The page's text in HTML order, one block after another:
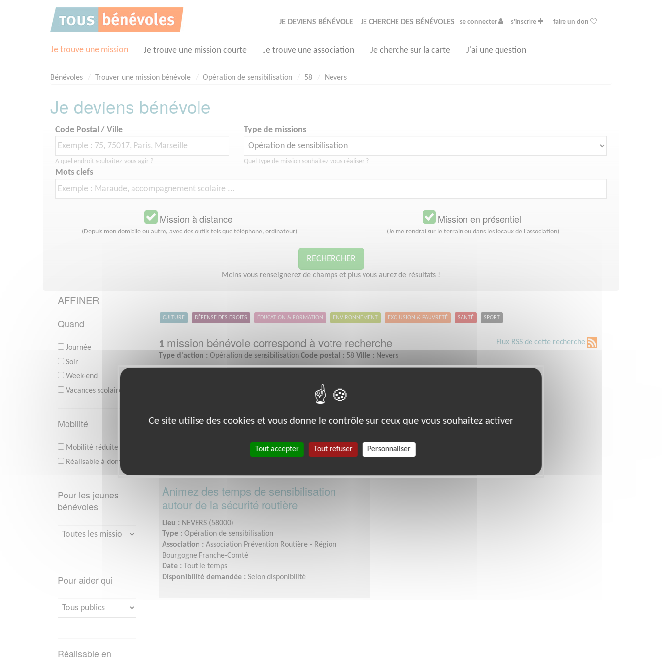
JE DEVIENS BÉNÉVOLE JE CHERCHE DES BÉNÉVOLES se connecter s'inscrire faire un don
Je trouve une mission Je trouve une mission courte Je trouve une association Je cherche sur la carte J'ai une question
Bénévoles Trouver une mission bénévole Opération de sensibilisation 58 Nevers
Je deviens bénévole
Code Postal / Ville
A quel endroit souhaitez-vous agir ?
Type de missions
Quel type de mission souhaitez vous réaliser ?
Mots clefs
Mission à distance
(Depuis mon domicile ou autre, avec des outils tels que téléphone, ordinateur)
Mission en présentiel
(Je me rendrai sur le terrain ou dans les locaux de l'association)
RECHERCHER
Moins vous renseignerez de champs et plus vous aurez de résultats !
AFFINER
Quand
Journée
Soir
Week-end
Vacances scolaires
Mobilité
Mobilité réduite
Réalisable à domicile
Pour les jeunes
bénévoles
Pour aider qui
Réalisable en
CULTURE DÉFENSE DES DROITS ÉDUCATION & FORMATION ENVIRONNEMENT EXCLUSION & PAUVRETÉ SANTÉ SPORT
Flux RSS de cette recherche
1 mission bénévole correspond à votre recherche
Type d'action : Opération de sensibilisation Code postal : 58 Ville : Nevers
Animez des temps de sensibilisation
autour de la sécurité routière
Lieu : NEVERS (58000)
Type : Opération de sensibilisation
Association : Association Prévention Routière - Région
Bourgogne Franche-Comté
Date :
Tout le temps
Disponibilité demandée : Selon disponibilité
Ce site utilise des cookies et vous donne le contrôle sur ceux que vous souhaitez activer
Tout accepter Tout refuser Personnaliser